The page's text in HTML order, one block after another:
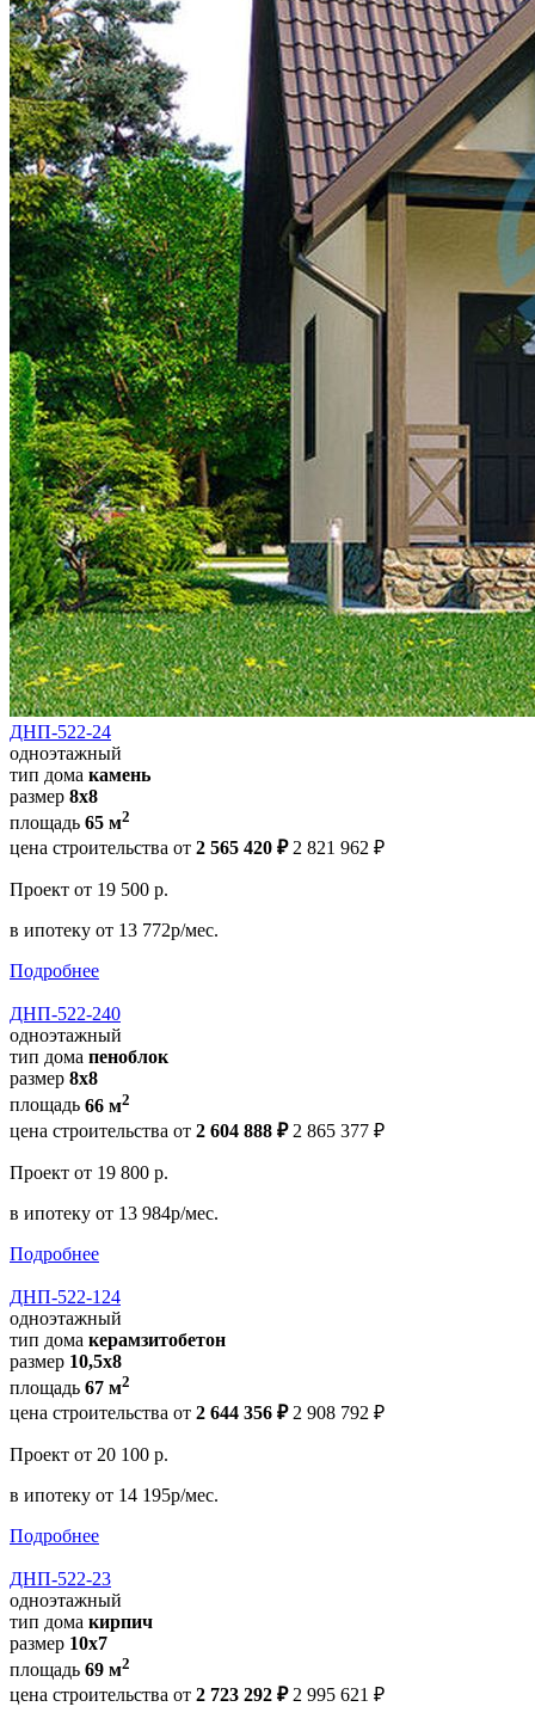
ДНП-522-24
одноэтажный
тип дома камень
размер 8х8
площадь 65 м2
цена строительства от 2 565 420 ₽ 2 821 962 ₽
Проект от 19 500 р.
в ипотеку от 13 772р/мес.
Подробнее
ДНП-522-240
одноэтажный
тип дома пеноблок
размер 8x8
площадь 66 м2
цена строительства от 2 604 888 ₽ 2 865 377 ₽
Проект от 19 800 р.
в ипотеку от 13 984р/мес.
Подробнее
ДНП-522-124
одноэтажный
тип дома керамзитобетон
размер 10,5х8
площадь 67 м2
цена строительства от 2 644 356 ₽ 2 908 792 ₽
Проект от 20 100 р.
в ипотеку от 14 195р/мес.
Подробнее
ДНП-522-23
одноэтажный
тип дома кирпич
размер 10х7
площадь 69 м2
цена строительства от 2 723 292 ₽ 2 995 621 ₽